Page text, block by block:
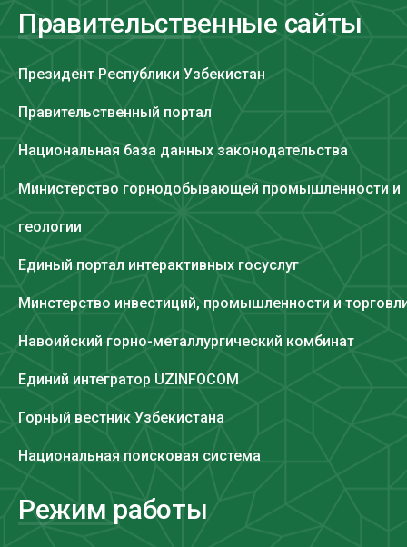
Правительственные сайты
Президент Республики Узбекистан
Правительственный портал
Национальная база данных законодательства
Министерство горнодобывающей промышленности и
геологии
Единый портал интерактивных госуслуг
Минстерство инвестиций, промышленности и
Навоийский горно-металлургический комбинат
Единий интегратор UZINFOCOM
Горный вестник Узбекистана
Национальная поисковая система
Режим работы